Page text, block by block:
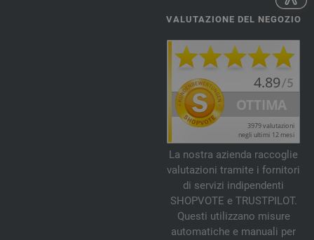
VALUTAZIONE DEL NEGOZIO
La nostra azienda raccoglie
valutazioni tramite i fornitori
di servizi indipendenti
SHOPVOTE e TRUSTPILOT.
Questi utilizzano misure
automatiche e manuali per